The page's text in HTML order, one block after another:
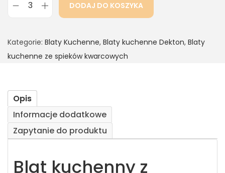
DODAJ DO KOSZYKA
Kategorie: Blaty Kuchenne, Blaty kuchenne Dekton, Blaty
kuchenne ze spieków kwarcowych
Opis
Informacje dodatkowe
Zapytanie do produktu
Blat kuchenny z